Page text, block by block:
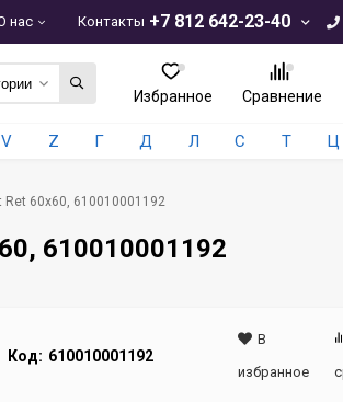
+7 812 642-23-40
нас Контакты
Избранное Сравнение
V Z Г Д Л С Т Ц
Ret 60x60, 610010001192
610010001192
Код: 610010001192
В
избранное